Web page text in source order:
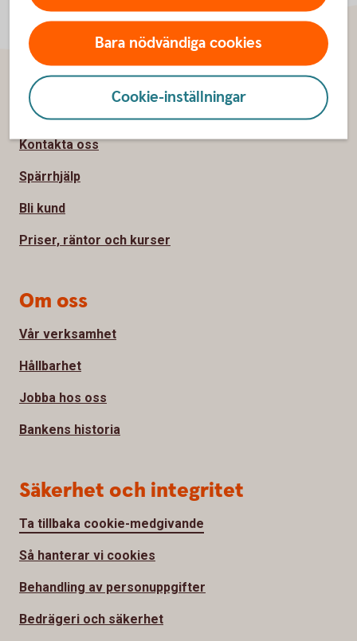
Bara nödvändiga cookies
Cookie-inställningar
Sidfot
Hitta snabbt
Kontakta oss
Spärrhjälp
Bli kund
Priser, räntor och kurser
Om oss
Vår verksamhet
Hållbarhet
Jobba hos oss
Bankens historia
Säkerhet och integritet
Ta tillbaka cookie-medgivande
Så hanterar vi cookies
Behandling av personuppgifter
Bedrägeri och säkerhet